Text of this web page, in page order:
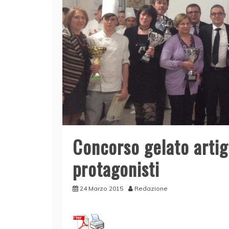
Concorso gelato
protagonisti
24 Marzo 2015 Redazione